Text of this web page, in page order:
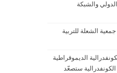
والشبكة
الشعلة للتربية
الديموقراطية
ستصعّد